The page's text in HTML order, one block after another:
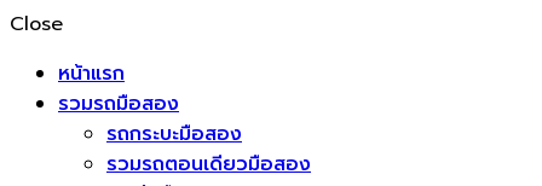
Close
หน้าแรก
รวมรถมือสอง
รถกระบะมือสอง
รวมรถตอนเดียวมือสอง